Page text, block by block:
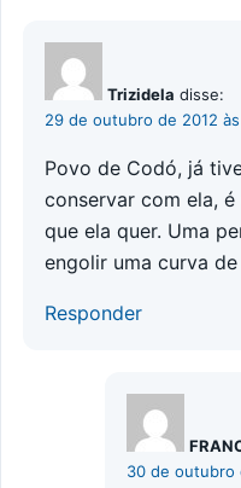
Trizidela disse:
29 de outubro de 2012 às
Povo de Codó, já
conservar com ela,
que ela quer. Uma
engolir uma curva
Responder
30 de outubro